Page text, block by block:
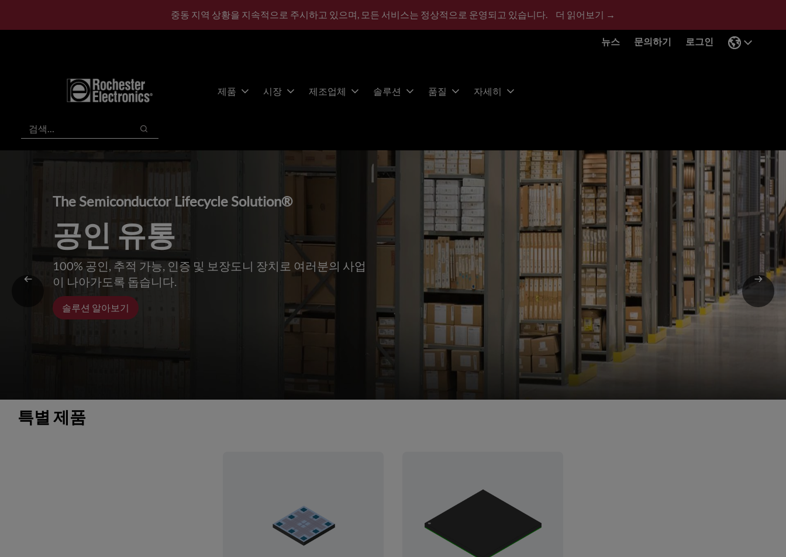
중동 지역 상황을 지속적으로 주시하고 있으며, 모든 서비스는 정상적으로 운영되고 있습니다. 더 읽어보기 →
뉴스 문의하기 로그인
제품 시장 제조업체 솔루션 품질 자세히
검색
검색
The Semiconductor Lifecycle Solution®
공인 유통
100% 공인, 추적 가능, 인증 및 보장도니 장치로 여러분의 사업
이 나아가도록 돕습니다.
솔루션 알아보기
특별 제품